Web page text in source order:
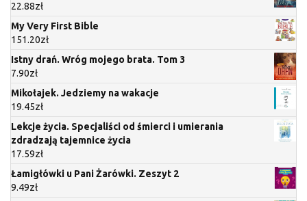
22.88zł
My Very First Bible
151.20zł
Istny drań. Wróg mojego brata. Tom 3
7.90zł
Mikołajek. Jedziemy na wakacje
19.45zł
Lekcje życia. Specjaliści od śmierci i umierania
zdradzają tajemnice życia
17.59zł
Łamigłówki u Pani Żarówki. Zeszyt 2
9.49zł